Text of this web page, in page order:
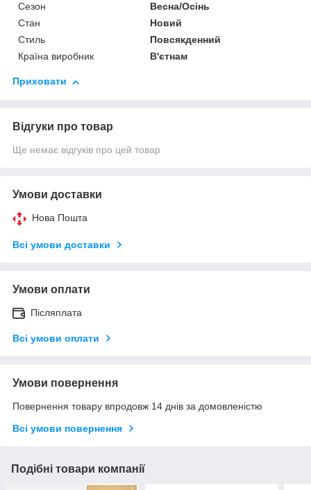
Сезон
Весна/Осінь
Стан
Новий
Стиль
Повсякденний
Країна виробник
В'єтнам
Приховати
Відгуки про товар
Ще немає відгуків про цей товар
Умови доставки
Нова Пошта
Всі умови доставки
Умови оплати
Післяплата
Всі умови оплати
Умови повернення
Повернення товару впродовж 14 днів за домовленістю
Всі умови повернення
Подібні товари компанії